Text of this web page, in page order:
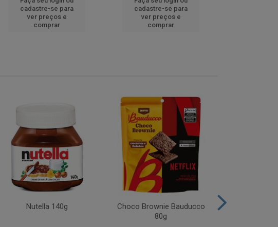
cadastre-se para
ver preços e
comprar
cadastre-se para
ver preços e
comprar
Nutella 140g
Choco Brownie Bauducco
80g